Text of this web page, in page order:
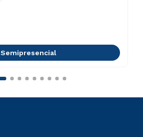
Semipresencial